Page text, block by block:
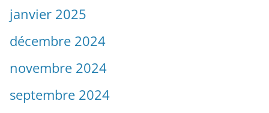
janvier 2025
décembre 2024
novembre 2024
septembre 2024